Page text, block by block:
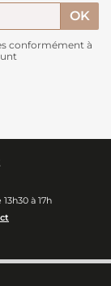
conformément à
à 17h